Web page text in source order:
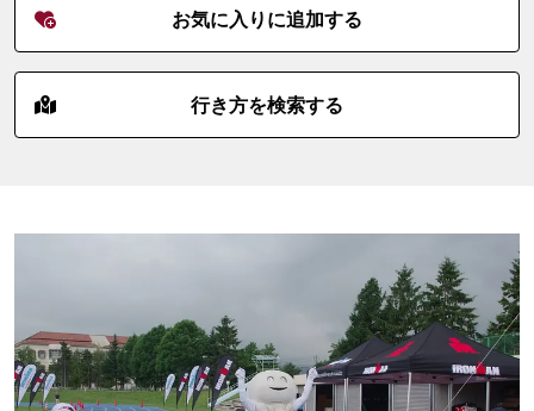
お気に入りに追加する
行き方を検索する